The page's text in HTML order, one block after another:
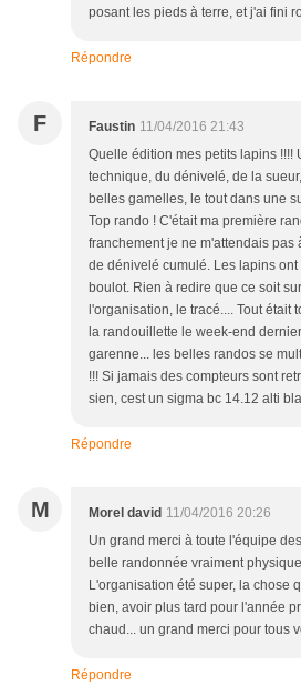
posant les pieds à terre, et j'ai fini
Répondre
F Faustin 11/04/2016 21:43
Quelle édition mes petits lapins !!!!
technique, du dénivelé, de la
belles gamelles, le tout dans une
Top rando ! C'était ma première
franchement je ne m'attendais pas
de dénivelé cumulé. Les lapins
boulot. Rien à redire que ce soit
l'organisation, le tracé.... Tout était
la randouillette le week-end
garenne... les belles randos se
!!! Si jamais des compteurs sont
sien, cest un sigma bc 14.12 alti
Répondre
M Morel david 11/04/2016 20:26
Un grand merci à toute l'équipe
belle randonnée vraiment
L'organisation été super, la chose
bien, avoir plus tard pour l'année
chaud... un grand merci pour tous
Répondre